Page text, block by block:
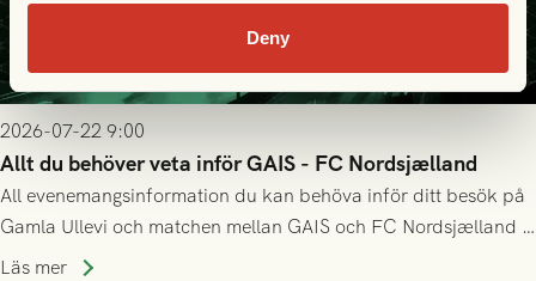
Deny
2026-07-22 9:00
Allt du behöver veta inför GAIS - FC Nordsjælland
All evenemangsinformation du kan behöva inför ditt besök på
Gamla Ullevi och matchen mellan GAIS och FC Nordsjælland i
kvalet till Conference League! Avspark kl 19.00 på torsdag
Läs mer